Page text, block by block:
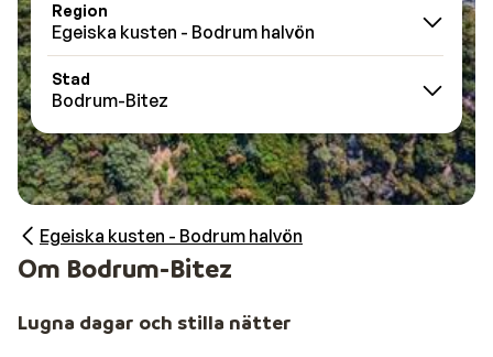
Region
Egeiska kusten - Bodrum halvön
Stad
Bodrum-Bitez
Egeiska kusten - Bodrum halvön
Om Bodrum-Bitez
Lugna dagar och stilla nätter